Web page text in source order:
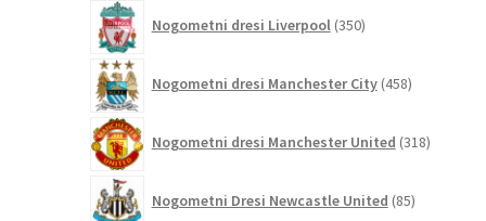
Nogometni dresi Liverpool 350izdelkov
Nogometni dresi Manchester City 458izdelkov
Nogometni dresi Manchester United 318izdelkov
Nogometni Dresi Newcastle United 85izdelkov